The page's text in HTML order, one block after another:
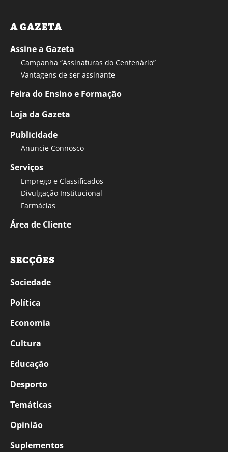
A GAZETA
Assine a Gazeta
Campanha “Assinaturas do Centenário”
Vantagens de ser assinante
Feira do Ensino e Formação
Loja da Gazeta
Publicidade
Anuncie Connosco
Serviços
Emprego e Classificados
Divulgação Institucional
Farmácias
Área de Cliente
SECÇÕES
Sociedade
Política
Economia
Cultura
Educação
Desporto
Temáticas
Opinião
Suplementos